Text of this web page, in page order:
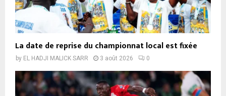
La date de reprise du championnat local est fixée
by EL HADJI MALICK SARR 3 août 2026 0